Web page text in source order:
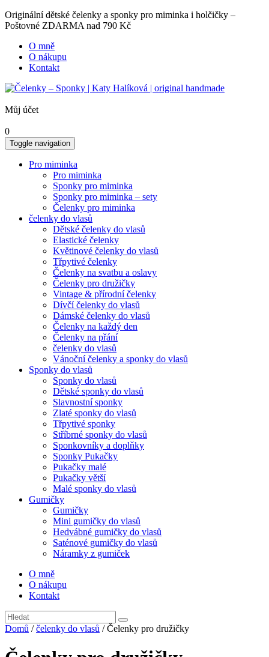
Originální dětské čelenky a sponky pro miminka i holčičky –
Poštovné ZDARMA nad 790 Kč
O mně
O nákupu
Kontakt
Můj účet
0
Toggle navigation
Pro miminka
Pro miminka
Sponky pro miminka
Sponky pro miminka – sety
Čelenky pro miminka
čelenky do vlasů
Dětské čelenky do vlasů
Elastické čelenky
Květinové čelenky do vlasů
Třpytivé čelenky
Čelenky na svatbu a oslavy
Čelenky pro družičky
Vintage & přírodní čelenky
Dívčí čelenky do vlasů
Dámské čelenky do vlasů
Čelenky na každý den
Čelenky na přání
čelenky do vlasů
Vánoční čelenky a sponky do vlasů
Sponky do vlasů
Sponky do vlasů
Dětské sponky do vlasů
Slavnostní sponky
Zlaté sponky do vlasů
Třpytivé sponky
Stříbrné sponky do vlasů
Sponkovníky a doplňky
Sponky Pukačky
Pukačky malé
Pukačky větší
Malé sponky do vlasů
Gumičky
Gumičky
Mini gumičky do vlasů
Hedvábné gumičky do vlasů
Saténové gumičky do vlasů
Náramky z gumiček
O mně
O nákupu
Kontakt
Domů /čelenky do vlasů / Čelenky pro družičky